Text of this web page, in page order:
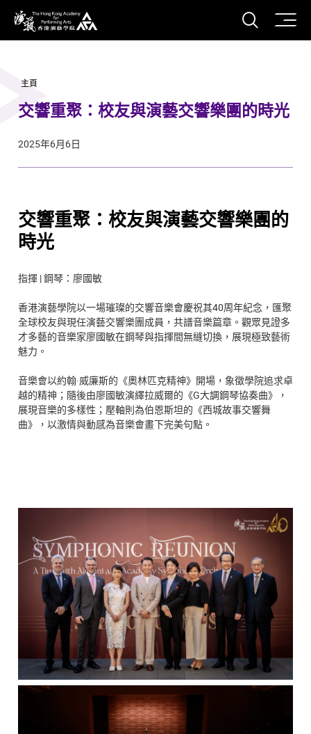
香港演藝學院
打開
主頁
交響重聚：校友與演藝交響樂團的時光
2025年6月6日
交響重聚：校友與演藝交響樂團的
時光
指揮 | 鋼琴：廖國敏
香港演藝學院以一場璀璨的交響音樂會慶祝其40周年紀念，匯聚
全球校友與現任演藝交響樂團成員，共譜音樂篇章。觀眾見證多
才多藝的音樂家廖國敏在鋼琴與指揮間無縫切換，展現極致藝術
魅力。
音樂會以約翰·威廉斯的《奧林匹克精神》開場，象徵學院追求卓
越的精神；隨後由廖國敏演繹拉威爾的《G大調鋼琴協奏曲》，
展現音樂的多樣性；壓軸則為伯恩斯坦的《西城故事交響舞
曲》，以激情與動感為音樂會畫下完美句點。